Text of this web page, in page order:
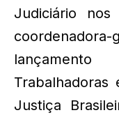
Judiciário
Trabalhadoras
Justiça